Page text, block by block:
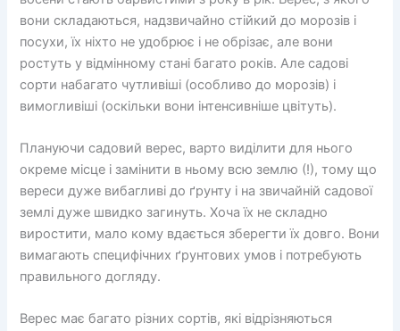
вони складаються, надзвичайно стійкий до морозів і
посухи, їх ніхто не удобрює і не обрізає, але вони
ростуть у відмінному стані багато років. Але садові
сорти набагато чутливіші (особливо до морозів) і
вимогливіші (оскільки вони інтенсивніше цвітуть).
Плануючи садовий верес, варто виділити для нього
окреме місце і замінити в ньому всю землю (!), тому що
вереси дуже вибагливі до ґрунту і на звичайній садової
землі дуже швидко загинуть. Хоча їх не складно
виростити, мало кому вдається зберегти їх довго. Вони
вимагають специфічних ґрунтових умов і потребують
правильного догляду.
Верес має багато різних сортів, які відрізняються